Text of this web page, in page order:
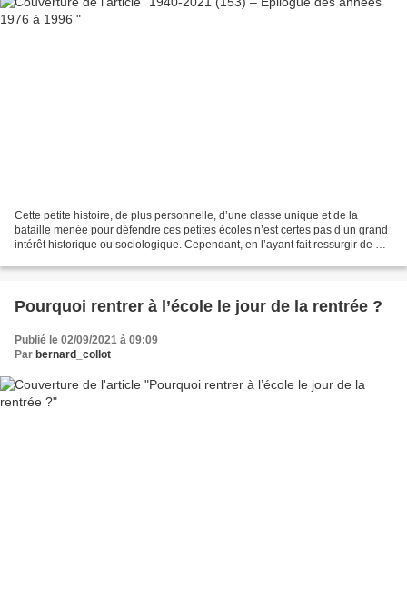
Cette petite histoire, de plus personnelle, d’une classe unique et de la
bataille menée pour défendre ces petites écoles n’est certes pas d’un grand
intérêt historique ou sociologique. Cependant, en l’ayant fait ressurgir de ma
Pourquoi rentrer à l’école le jour de la rentrée ?
Publié le 02/09/2021 à 09:09
Par bernard_collot